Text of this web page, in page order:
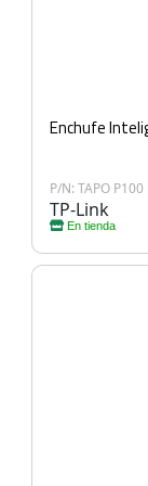
Enchufe
P/N: TAPO P100
TP-Link
En tienda